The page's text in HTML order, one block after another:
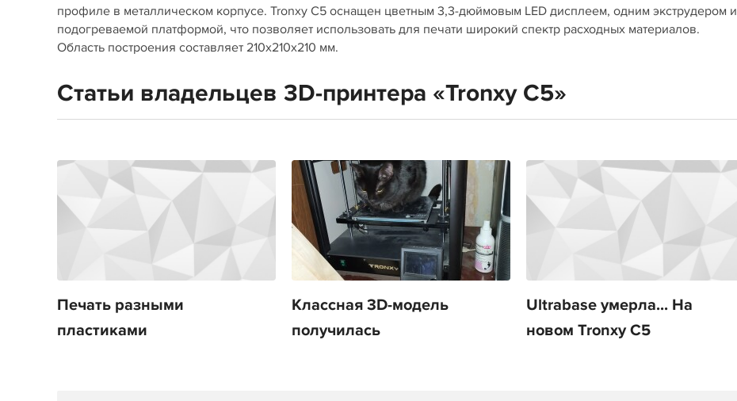
профиле в металлическом корпусе. Tronxy C5 оснащен цветным 3,3-дюймовым LED дисплеем, одним экструдером и
подогреваемой платформой, что позволяет использовать для печати широкий спектр расходных материалов.
Область построения составляет 210x210x210 мм.
Статьи владельцев 3D-принтера «Tronxy C5»
Печать разными
пластиками
Классная 3D-модель
получилась
Ultrabase умерла... На
новом Tronxy C5